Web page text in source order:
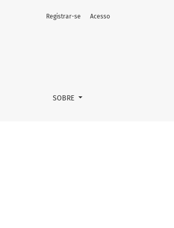
SOBRE
Registrar-se Acesso